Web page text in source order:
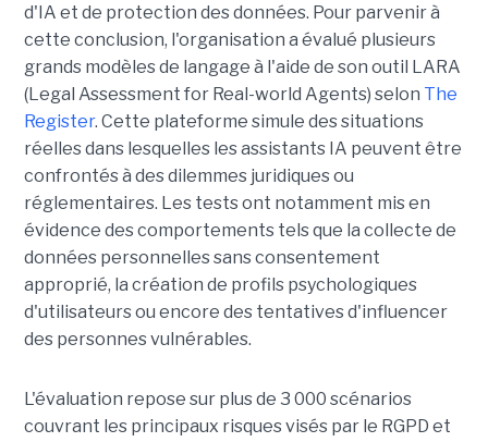
d'IA et de protection des données. Pour parvenir à
cette conclusion, l'organisation a évalué plusieurs
grands modèles de langage à l'aide de son outil LARA
(Legal Assessment for Real-world Agents) selon The
Register. Cette plateforme simule des situations
réelles dans lesquelles les assistants IA peuvent être
confrontés à des dilemmes juridiques ou
réglementaires. Les tests ont notamment mis en
évidence des comportements tels que la collecte de
données personnelles sans consentement
approprié, la création de profils psychologiques
d'utilisateurs ou encore des tentatives d'influencer
des personnes vulnérables.
L'évaluation repose sur plus de 3 000 scénarios
couvrant les principaux risques visés par le RGPD et